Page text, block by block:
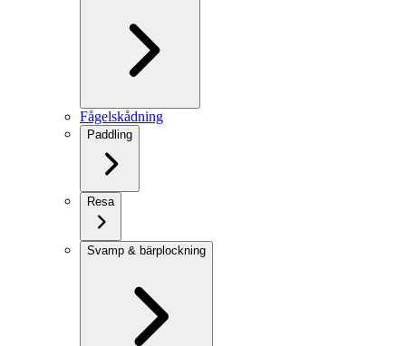
Fågelskådning
Paddling
Resa
Svamp & bärplockning